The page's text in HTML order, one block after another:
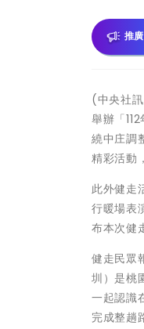
推
(中央社
舉辦「
繞中庄調
精彩活動
此外健走
行暖場表
布本次健
健走民眾
圳）是桃
一起認識
完成整趟